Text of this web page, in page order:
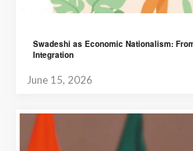
Swadeshi as Economic Nationalism:
Integration
June 15, 2026